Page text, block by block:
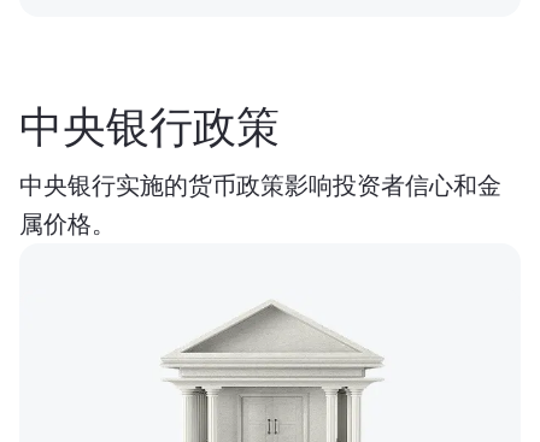
中央银行政策
中央银行实施的货币政策影响投资者信心和金
属价格。